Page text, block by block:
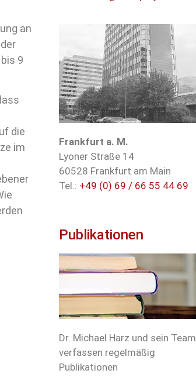
an
9
die
im
Frankfurt a. M.
Lyoner Straße 14
60528 Frankfurt am Main
Tel.: +49 (0) 69 / 66 55 44 69
Publikationen
Dr. Michael Harz und sein Team
verfassen regelmäßig
Publikationen